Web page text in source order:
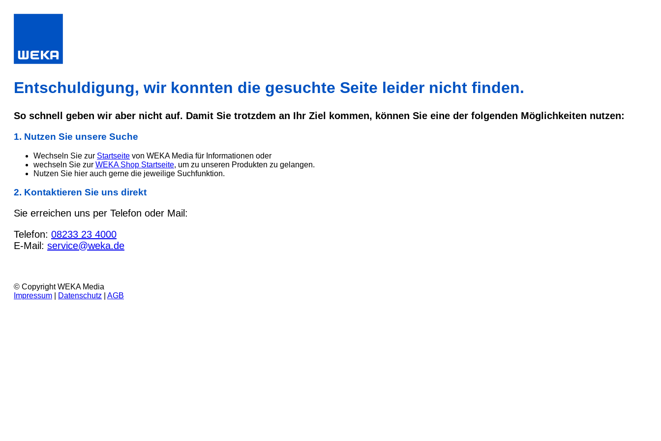
Entschuldigung, wir konnten die gesuchte Seite leider nicht finden.
So schnell geben wir aber nicht auf. Damit Sie trotzdem an Ihr Ziel kommen, können Sie eine der folgenden Möglichkeiten nutzen:
1. Nutzen Sie unsere Suche
Wechseln Sie zur Startseite von WEKA Media für Informationen oder
wechseln Sie zur WEKA Shop Startseite, um zu unseren Produkten zu gelangen.
Nutzen Sie hier auch gerne die jeweilige Suchfunktion.
2. Kontaktieren Sie uns direkt
Sie erreichen uns per Telefon oder Mail:
Telefon: 08233 23 4000
E-Mail: service@weka.de
© Copyright WEKA Media
Impressum
Datenschutz AGB